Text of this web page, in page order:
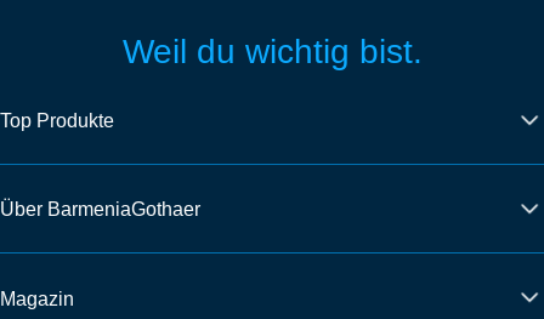
Weil du wichtig bist.
Top Produkte
Über BarmeniaGothaer
Magazin